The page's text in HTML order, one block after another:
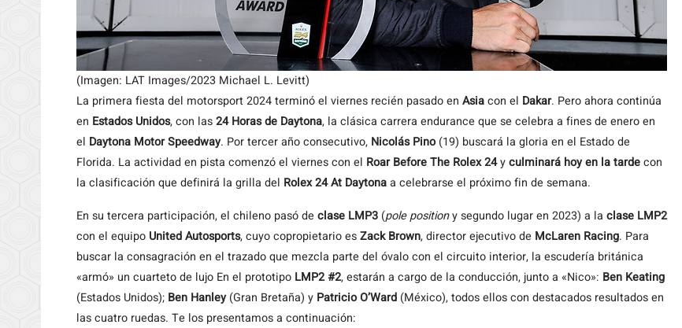
(Imagen: LAT Images/2023 Michael L. Levitt)
La primera fiesta del motorsport 2024 terminó el viernes recién pasado en Asiacon el Dakar. Pero ahora continúa
en Estados Unidos, con las24 Horas de Daytona, la clásica carrera endurance que se celebra a fines de enero en
el Daytona Motor Speedway. Por tercer año consecutivo, Nicolás Pino(19) buscará la gloria en el Estado de
Florida. La actividad en pista comenzó el viernes con el Roar Before The Rolex 24yculminará hoy en la tardecon
la clasificación que definirá la grilla del Rolex 24 At Daytonaa celebrarse el próximo fin de semana.
En su tercera participación, el chileno pasó de clase LMP3 (pole positiony segundo lugar en 2023) a la clase LMP2
con el equipo United Autosports, cuyo copropietario esZack Brown, director ejecutivo de McLaren Racing. Para
buscar la consagración en el trazado que mezcla parte del óvalo con el circuito interior, la escudería británica
«armó» un cuarteto de lujo En el prototipo LMP2 #2, estarán a cargo de la conducción, junto a «Nico»: Ben Keating
(Estados Unidos); Ben Hanley(Gran Bretaña) y Patricio O’Ward (México), todos ellos con destacados resultados en
las cuatro ruedas. Te los presentamos a continuación: